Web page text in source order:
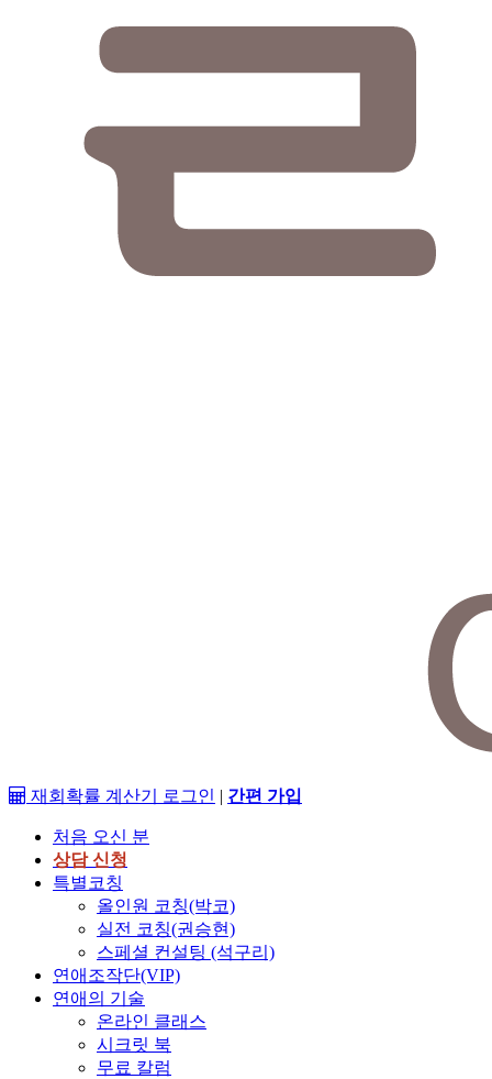
재회확률 계산기 로그인 | 간편 가입
처음 오신 분
상담 신청
특별코칭
올인원 코칭(박코)
실전 코칭(권승현)
스페셜 컨설팅 (석구리)
연애조작단(VIP)
연애의 기술
온라인 클래스
시크릿 북
무료 칼럼